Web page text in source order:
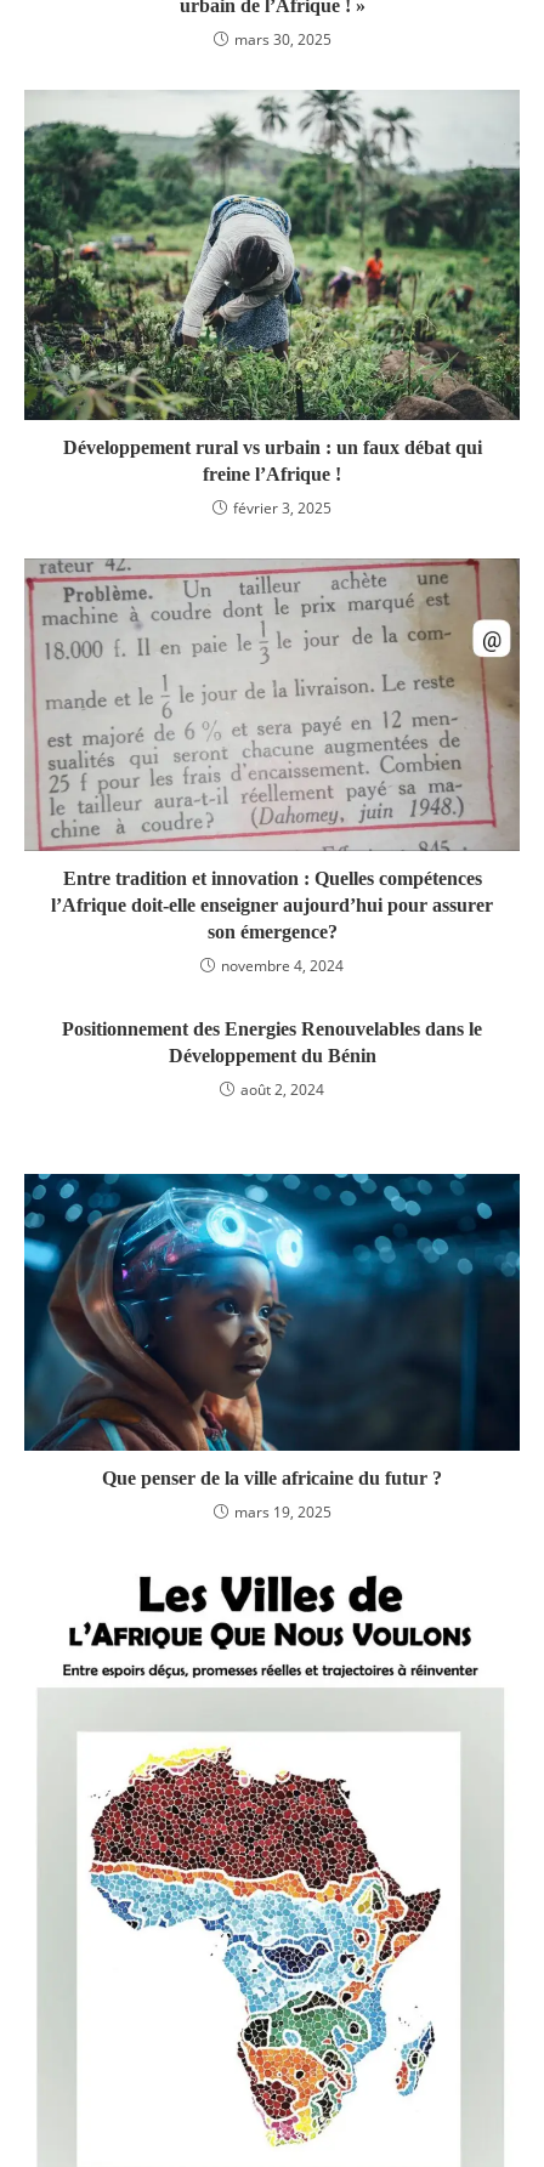
urbain de l’Afrique ! »
mars 30, 2025
Développement rural vs urbain : un faux débat qui
freine l’Afrique !
février 3, 2025
Entre tradition et innovation : Quelles compétences
l’Afrique doit-elle enseigner aujourd’hui pour assurer
son émergence?
novembre 4, 2024
Positionnement des Energies Renouvelables dans le
Développement du Bénin
août 2, 2024
Que penser de la ville africaine du futur ?
mars 19, 2025